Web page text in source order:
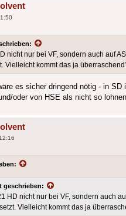
nicht nur bei VF, sondern auch auf
Vielleicht kommt das ja
es sicher dringend nötig - in
oder von HSE als nicht so
geschrieben:
HD nicht nur bei VF, sondern auch
Vielleicht kommt das ja